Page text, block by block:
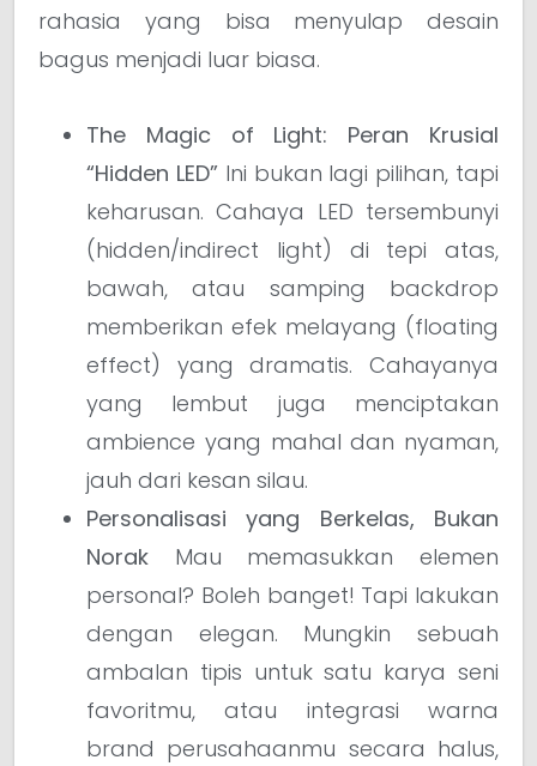
rahasia yang bisa menyulap desain
bagus menjadi luar biasa.
The Magic of Light: Peran Krusial
“Hidden LED”Ini bukan lagi pilihan, tapi
keharusan. Cahaya LED tersembunyi
(hidden/indirect light) di tepi atas,
bawah, atau samping backdrop
memberikan efek melayang (floating
effect) yang dramatis. Cahayanya
yang lembut juga menciptakan
ambience yang mahal dan nyaman,
jauh dari kesan silau.
Personalisasi yang Berkelas, Bukan
Norak Mau memasukkan elemen
personal? Boleh banget! Tapi lakukan
dengan elegan. Mungkin sebuah
ambalan tipis untuk satu karya seni
favoritmu, atau integrasi warna
brand perusahaanmu secara halus,